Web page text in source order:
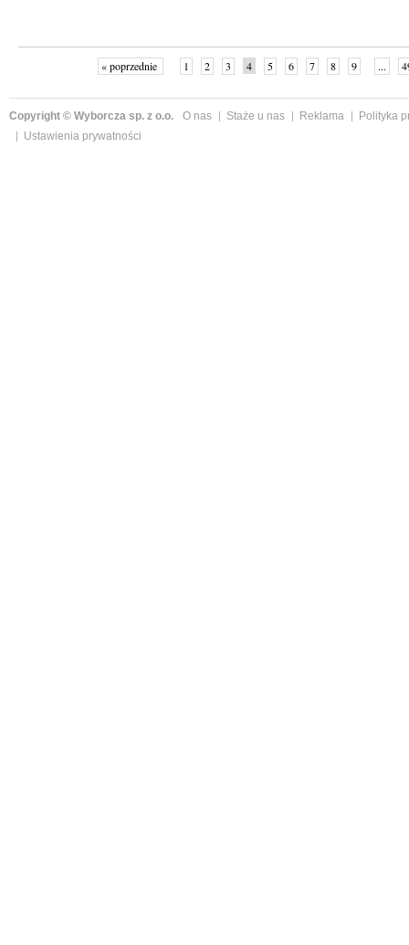
« poprzednie 1 2 3 4 5 6 7 8 9 ...
Copyright © Wyborcza sp. z o.o. O nas Staże u nas Reklama
Polityka
Ustawienia prywatności